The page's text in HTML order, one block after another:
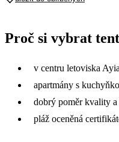
13 229 13 049
11 609 14 669 13
Proč si vybrat
v centru letoviska
apartmány s
dobrý poměr kvality a
pláž oceněná